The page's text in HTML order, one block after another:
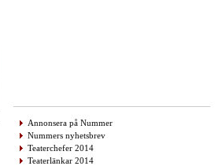
Annonsera på Nummer
Nummers nyhetsbrev
Teaterchefer 2014
Teaterlänkar 2014